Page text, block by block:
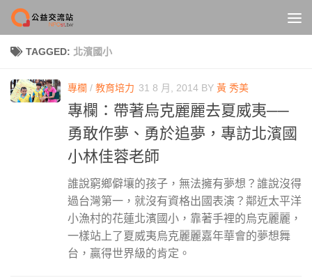
Skip to content
TAGGED: 北濱國小
專欄 / 教育培力 31 8 月, 2014 BY 黃 秀美
專欄：帶著烏克麗麗去夏威夷──
勇敢作夢、勇於追夢，專訪北濱國
小林佳蓉老師
誰說窮鄉僻壤的孩子，無法擁有夢想？誰說沒得
過台灣第一，就沒有資格出國表演？鄰近太平洋
小漁村的花蓮北濱國小，靠著手裡的烏克麗麗，
一樣站上了夏威夷烏克麗麗嘉年華會的夢想舞
台，贏得世界級的肯定。